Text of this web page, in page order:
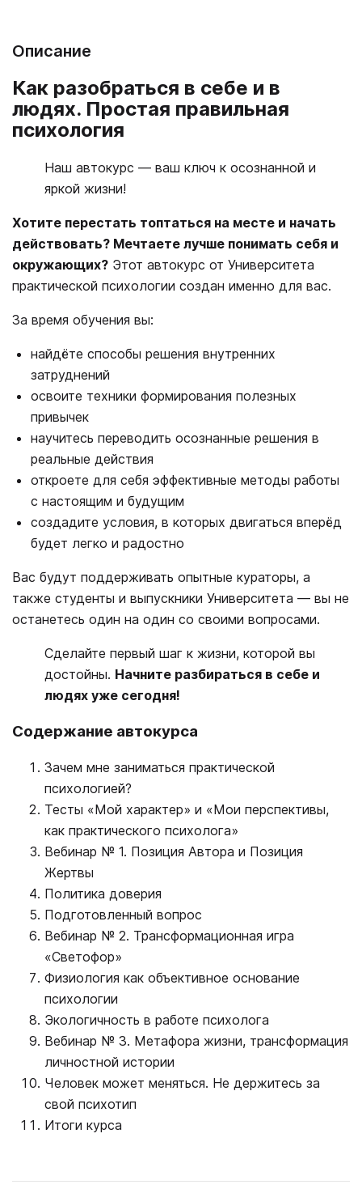
Описание
Как разобраться в себе и в
людях. Простая правильная
психология
Наш автокурс — ваш ключ к осознанной и
яркой жизни!
Хотите перестать топтаться на месте и начать
действовать? Мечтаете лучше понимать себя и
окружающих? Этот автокурс от Университета
практической психологии создан именно для вас.
За время обучения вы:
найдёте способы решения внутренних
затруднений
освоите техники формирования полезных
привычек
научитесь переводить осознанные решения в
реальные действия
откроете для себя эффективные методы работы
с настоящим и будущим
создадите условия, в которых двигаться вперёд
будет легко и радостно
Вас будут поддерживать опытные кураторы, а
также студенты и выпускники Университета — вы не
останетесь один на один со своими вопросами.
Сделайте первый шаг к жизни, которой вы
достойны. Начните разбираться в себе и
людях уже сегодня!
Содержание автокурса
Зачем мне заниматься практической
психологией?
Тесты «Мой характер» и «Мои перспективы,
как практического психолога»
Вебинар № 1. Позиция Автора и Позиция
Жертвы
Политика доверия
Подготовленный вопрос
Вебинар № 2. Трансформационная игра
«Светофор»
Физиология как объективное основание
психологии
Экологичность в работе психолога
Вебинар № 3. Метафора жизни, трансформация
личностной истории
Человек может меняться. Не держитесь за
свой психотип
Итоги курса